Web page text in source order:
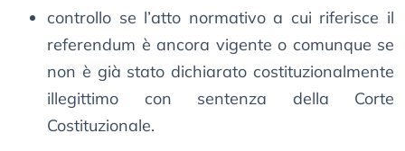
controllo se l’atto normativo a cui riferisce il
referendum è ancora vigente o comunque se
non è già stato dichiarato costituzionalmente
illegittimo con sentenza della Corte
Costituzionale.